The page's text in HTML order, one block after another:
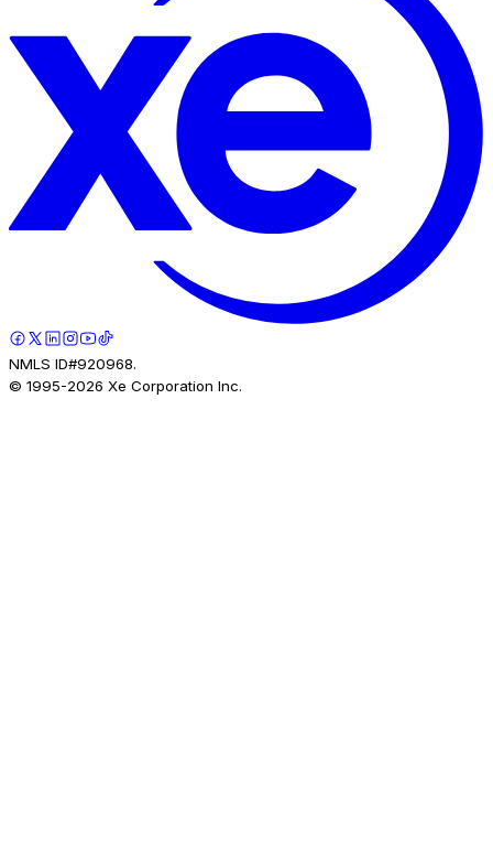
NMLS ID#920968.
© 1995-2026 Xe Corporation Inc.